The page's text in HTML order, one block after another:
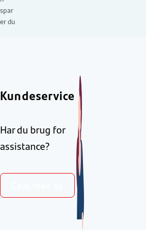
spar
er du
Kundeservice
Har du brug for
assistance?